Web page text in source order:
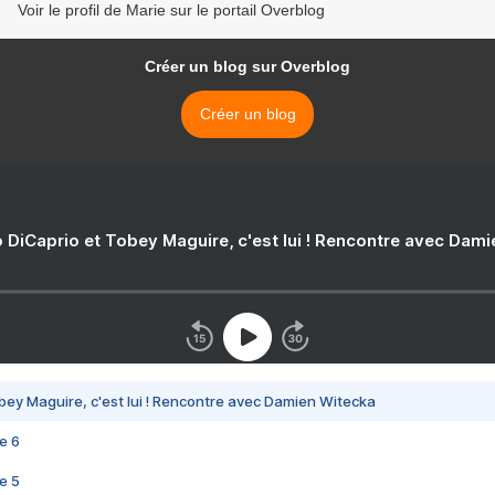
Voir le profil de Marie sur le portail Overblog
Créer un blog sur Overblog
Créer un blog
DiCaprio et Tobey Maguire, c'est lui ! Rencontre avec
Maguire, c'est lui ! Rencontre avec Damien Witecka
6
5